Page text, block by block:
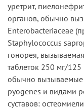
уретрит,
органов, обычно
Enterobacteriaceae
Staphylococcus
гонорея,
таблеток 250 мг/
обычно вызываемые
pyogenes и видами
суставов: